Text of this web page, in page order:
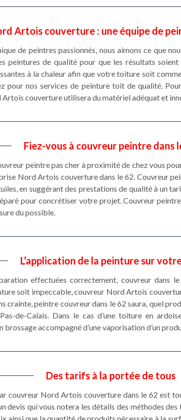
Artois couverture : une équipe de
de peintres passionnés, nous aimons ce que
peintures de qualité pour que les résultats
à la chaleur afin que votre toiture soit
pour nos services de peinture toit de qualité.
couverture utilisera du matériel adéquat et
Fiez-vous à couvreur peintre dans
peintre pas cher à proximité de chez vous
Nord Artois couverture dans le 62. Couvreur
en suggérant des prestations de qualité à un
pour concrétiser votre projet. Couvreur
du possible.
L’application de la peinture sur
effectuées correctement, couvreur dans
soit impeccable, couvreur Nord Artois
crainte, peintre couvreur dans le 62 saura, quel
de-Calais. Dans le cas d’une toiture en
brossage accompagné d’une vaporisation d’un
Des tarifs à la portée de tous
couvreur Nord Artois couverture dans le 62 est
devis qui vous notera les détails des méthodes